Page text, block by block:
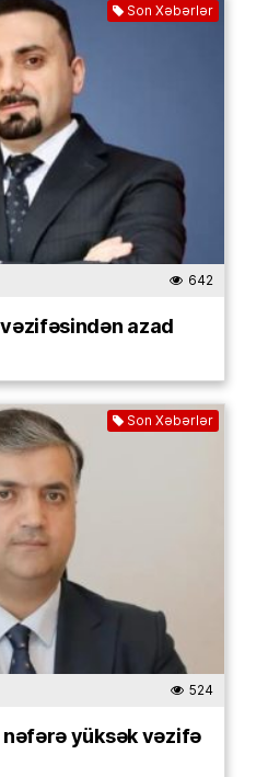
Son Xəbərlər
642
azad
Son Xəbərlər
524
yüksək vəzifə